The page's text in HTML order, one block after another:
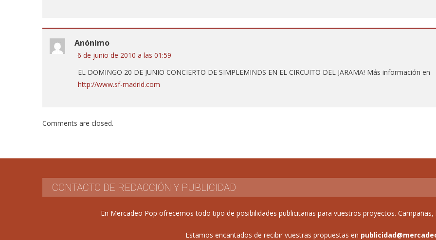
Anónimo
6 de junio de 2010 a las 01:59
EL DOMINGO 20 DE JUNIO CONCIERTO DE SIMPLEMINDS EN EL CIRCUITO DEL JARAMA! Más información en
http://www.sf-madrid.com
Comments are closed.
CONTACTO DE REDACCIÓN Y PUBLICIDAD
En Mercadeo Pop ofrecemos todo tipo de posibilidades publicitarias para vuestros proyectos. Campañas,
Estamos encantados de recibir vuestras propuestas en